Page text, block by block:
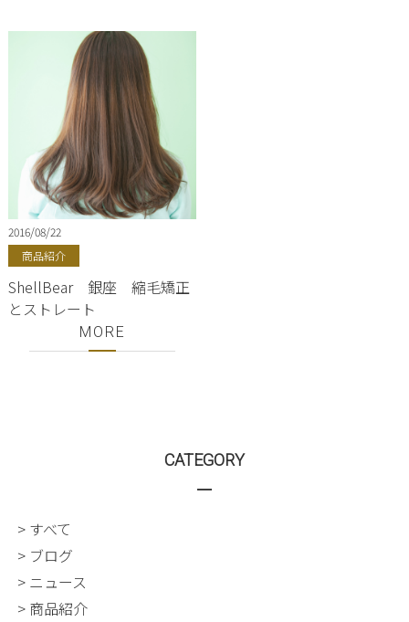
2016/08/22
商品紹介
ShellBear 銀座 縮毛矯正
とストレート
MORE
CATEGORY
> すべて
> ブログ
> ニュース
> 商品紹介